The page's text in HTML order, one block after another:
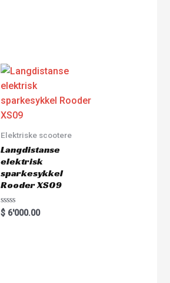
Elektriske scootere
Langdistanse
elektrisk
sparkesykkel
Rooder XS09
Rated
0
$ 6'000.00